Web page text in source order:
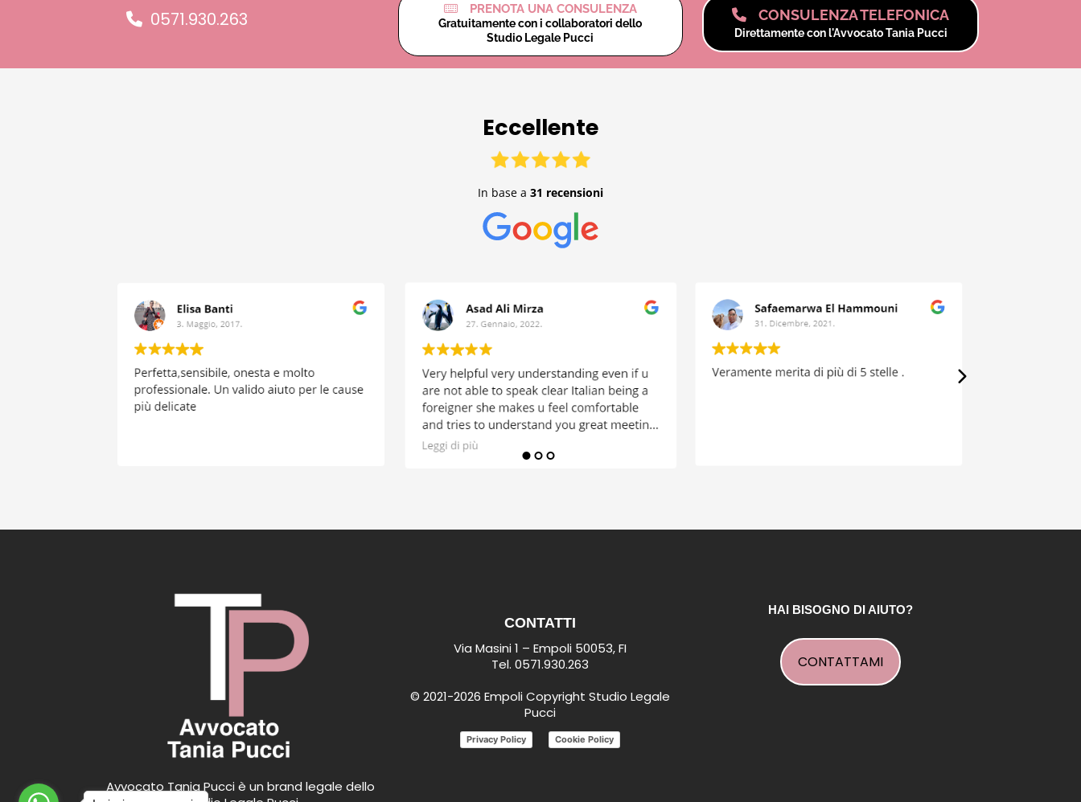
0571.930.263 PRENOTA UNA CONSULENZA
Gratuitamente con i collaboratori dello
Studio Legale Pucci
CONSULENZA TELEFONICA
Direttamente con l'Avvocato Tania Pucci
Eccellente
In base a 31 recensioni
Avvocato Tania Pucci è un brand legale dello
CONTATTI
Via Masini 1 – Empoli 50053, FI
Tel.0571.930.263
© 2021-2026 Empoli Copyright Studio Legale
Pucci
Privacy Policy Cookie Policy
HAI BISOGNO DI AIUTO?
CONTATTAMI